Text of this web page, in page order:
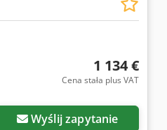
1 134 €
Cena stała plus VAT
Wyślij zapytanie